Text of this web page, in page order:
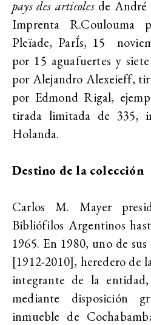
pays des articolesde André
Imprenta R.Coulouma
Pleïade, ParÍs, 15
por 15 aguafuertes y
por Alejandro Alexeieff,
por Edmond Rigal,
tirada limitada de 335,
Holanda.
Destino de la colección
Carlos M. Mayer
Bibliófilos Argentinos
1965. En 1980, uno de
[1912-2010], heredero de
integrante de la
mediante disposición
inmueble de